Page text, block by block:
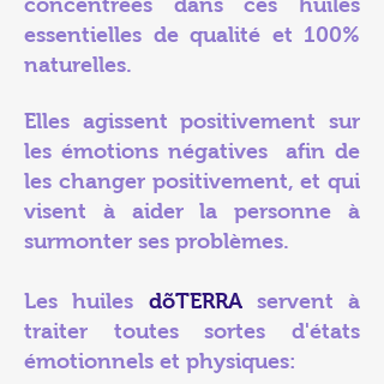
concentrées dans ces huiles
essentielles de qualité et 100%
naturelles.
Elles agissent positivement sur
les émotions négatives
afin de
les changer positivement, et qui
visent à aider la personne à
surmonter ses problèmes.
Les huiles dõTERRAservent à
traiter toutes sortes d'états
émotionnels et physiques: